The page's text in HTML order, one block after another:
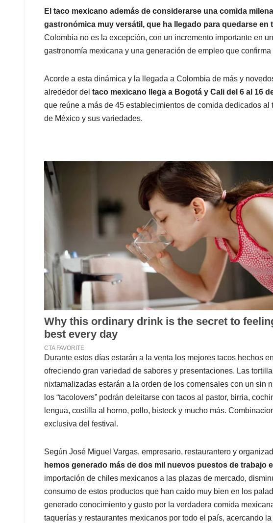
El taco mexicano además de considerarse una comida
gastronómica muy versátil, que ha llegado para quedarse
Colombia no es la excepción, con un incremento importante en
gastronomía mexicana y una generación de empleo que
Acorde a esta dinámica y la llegada a Colombia de más y
alrededor del taco mexicano llega a Bogotá y Cali del 6 al 16
que reúne a más de 45 establecimientos de comida dedicados al
de México y sus variedades.
Durante estos días estarán a la venta los mejores tacos hechos
ofreciendo gran variedad de sabores y presentaciones. Las
nixtamalizadas estarán a la orden de los comensales con un sin
los “tacolovers” podrán deleitarse con tacos al pastor, birria,
lengua, costilla al horno, pollo, bisteck y mucho más.
exclusiva del festival.
Según José Miguel Vargas, empresario, restaurantero y
hemos generado más de dos mil nuevos puestos de trabajo
importación de chiles mexicanos a las plazas de mercado,
consumo de estos productos que han caído muy bien en los
generado conocimiento y gusto por la verdadera comida
taquerías y restaurantes mexicanos por todo el país, acercando